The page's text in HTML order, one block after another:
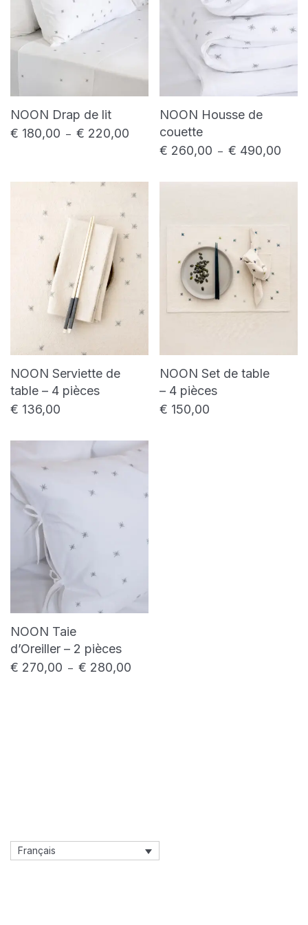
NOON Drap de lit
€ 180,00 – € 220,00 Plage de prix : € 180,00 à € 220,00
NOON Housse de
couette
€ 260,00 – € 490,00
NOON Serviette de
table – 4 pièces
€ 136,00
NOON Set de table
– 4 pièces
€ 150,00
NOON Taie
d’Oreiller – 2 pièces
€ 270,00 – € 280,00
Français